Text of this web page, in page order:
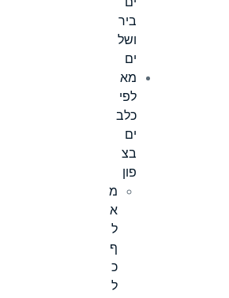
ביר
ושל
ים
מא
לפי
כלב
ים
בצ
פון
מ
א
ל
ף
כ
ל